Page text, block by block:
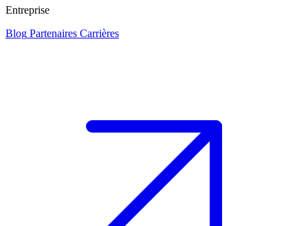
Entreprise
Blog Partenaires Carrières